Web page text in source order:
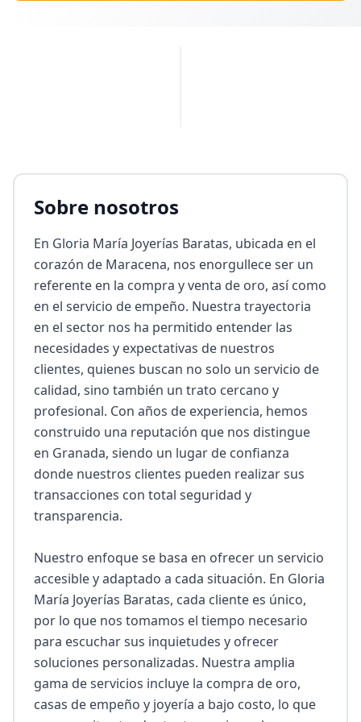
Sobre nosotros
En Gloria María Joyerías Baratas, ubicada en el
corazón de Maracena, nos enorgullece ser un
referente en la compra y venta de oro, así como
en el servicio de empeño. Nuestra trayectoria
en el sector nos ha permitido entender las
necesidades y expectativas de nuestros
clientes, quienes buscan no solo un servicio de
calidad, sino también un trato cercano y
profesional. Con años de experiencia, hemos
construido una reputación que nos distingue
en Granada, siendo un lugar de confianza
donde nuestros clientes pueden realizar sus
transacciones con total seguridad y
transparencia.
Nuestro enfoque se basa en ofrecer un servicio
accesible y adaptado a cada situación. En Gloria
María Joyerías Baratas, cada cliente es único,
por lo que nos tomamos el tiempo necesario
para escuchar sus inquietudes y ofrecer
soluciones personalizadas. Nuestra amplia
gama de servicios incluye la compra de oro,
casas de empeño y joyería a bajo costo, lo que